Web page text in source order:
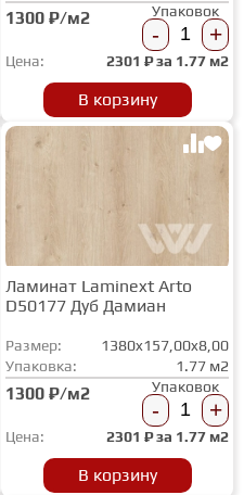
1300 ₽/м2 Упаковок
- +
Цена: 2301 ₽ за 1.77 м2
В корзину
Ламинат Laminext Arto
D50177 Дуб Дамиан
Размер:
1380x157,00x8,00
Упаковка:
1.77 м2
1300 ₽/м2 Упаковок
- +
Цена: 2301 ₽ за 1.77 м2
В корзину